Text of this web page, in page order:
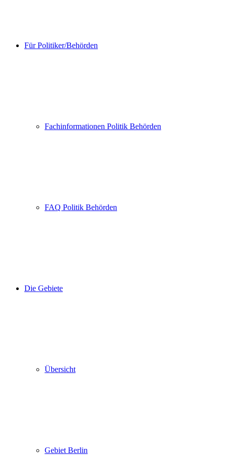
Für Politiker/Behörden
Fachinformationen Politik Behörden
FAQ Politik Behörden
Die Gebiete
Übersicht
Gebiet Berlin